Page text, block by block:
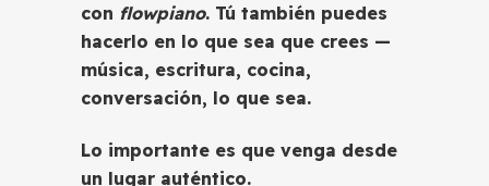
con flowpiano. Tú también puedes
hacerlo en lo que sea que crees —
música, escritura, cocina,
conversación, lo que sea.
Lo importante es que venga desde
un lugar auténtico.